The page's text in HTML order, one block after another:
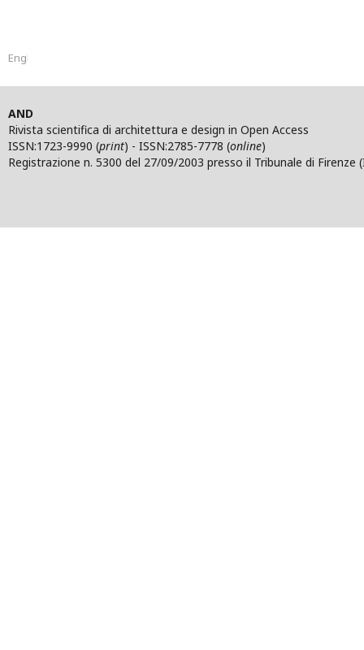
English
AND
Rivista scientifica di architettura e design in Open Access
ISSN:1723-9990 (print) - ISSN:2785-7778 (online)
Registrazione n. 5300 del 27/09/2003 presso il Tribunale di Firenze